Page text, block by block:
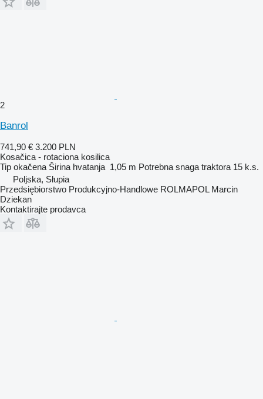
2
Banrol
741,90 € 3.200 PLN
Kosačica - rotaciona kosilica
Tip okačena Širina hvatanja 1,05 m Potrebna snaga traktora 15 k.s.
Poljska, Słupia
Przedsiębiorstwo Produkcyjno-Handlowe ROLMAPOL Marcin
Dziekan
Kontaktirajte prodavca